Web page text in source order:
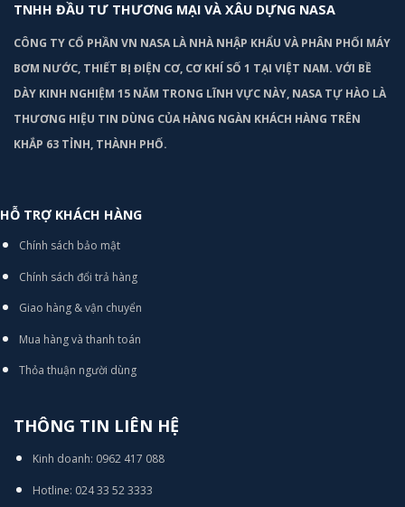
TNHH ĐẦU TƯ THƯƠNG MẠI VÀ XÂU DỰNG NASA
CÔNG TY CỔ PHẦN VN NASA LÀ NHÀ NHẬP KHẨU VÀ PHÂN PHỐI MÁY
BƠM NƯỚC, THIẾT BỊ ĐIỆN CƠ, CƠ KHÍ SỐ 1 TẠI VIỆT NAM. VỚI BỀ
DÀY KINH NGHIỆM 15 NĂM TRONG LĨNH VỰC NÀY, NASA TỰ HÀO LÀ
THƯƠNG HIỆU TIN DÙNG CỦA HÀNG NGÀN KHÁCH HÀNG TRÊN
KHẮP 63 TỈNH, THÀNH PHỐ.
HỖ TRỢ KHÁCH HÀNG
Chính sách bảo mật
Chính sách đổi trả hàng
Giao hàng & vận chuyển
Mua hàng và thanh toán
Thỏa thuận người dùng
THÔNG TIN LIÊN HỆ
Kinh doanh: 0962 417 088
Hotline: 024 33 52 3333